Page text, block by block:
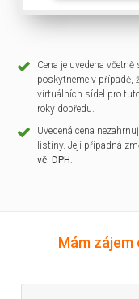
Cena je uvedena včetně
poskytneme v případě,
virtuálních sídel pro
roky dopředu.
Uvedená cena
listiny. Její případná
vč. DPH .
Mám